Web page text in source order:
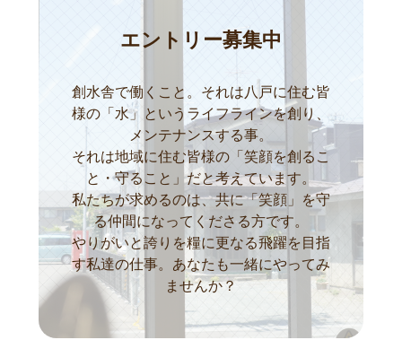
エントリー募集中
創水舎で働くこと。それは八戸に住む皆
様の「水」というライフラインを創り、
メンテナンスする事。
それは地域に住む皆様の「笑顔を創るこ
と・守ること」だと考えています。
私たちが求めるのは、共に「笑顔」を守
る仲間になってくださる方です。
やりがいと誇りを糧に更なる飛躍を目指
す私達の仕事。あなたも一緒にやってみ
ませんか？